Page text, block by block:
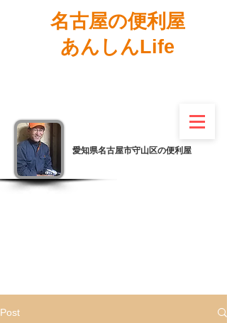
名古屋の便利屋
あんしんLife
愛知県名古屋市守山区の便利屋
Post